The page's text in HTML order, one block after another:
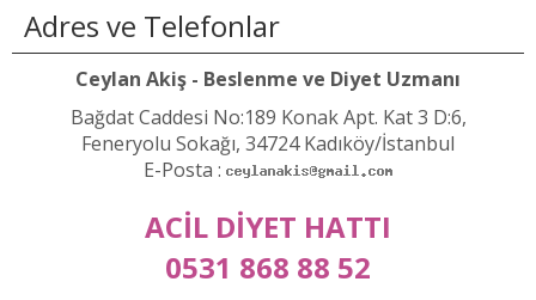
Adres ve Telefonlar
Ceylan Akiş - Beslenme ve Diyet Uzmanı
Bağdat Caddesi No:189 Konak Apt. Kat 3 D:6,
Feneryolu Sokağı, 34724 Kadıköy/İstanbul
E-Posta :
ACİL DİYET HATTI
0531 868 88 52